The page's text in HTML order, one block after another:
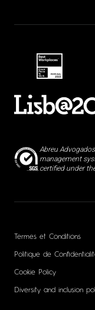
Abreu
management
certified under
Termes et Conditions
Politique de
Cookie Policy
Diversity and inclusion